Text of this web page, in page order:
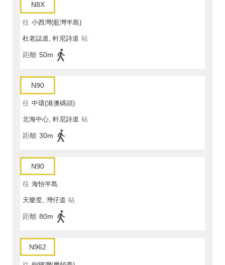
N8X
往 小西灣(藍灣半島)
杜老誌道, 軒尼詩道 站
距離 50m
N90
往 中環(港澳碼頭)
北海中心, 軒尼詩道 站
距離 30m
N90
往 海怡半島
天樂里, 灣仔道 站
距離 80m
N962